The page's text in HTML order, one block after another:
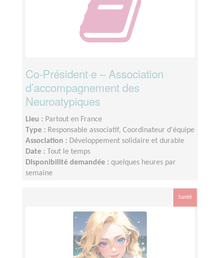
Co-Président·e – Association
d’accompagnement des
Neuroatypiques
Lieu : Partout en France
Type : Responsable associatif, Coordinateur d'équipe
Association : Développement solidaire et durable
Date :
Tout le temps
Disponibilité demandée : quelques heures par
semaine
Santé